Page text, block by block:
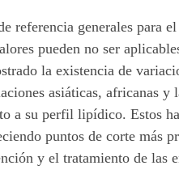
referencia generales para
pueden no ser
la existencia de
asiáticas, africanas y
a su perfil lipídico. Estos
puntos de corte más
y el tratamiento de las